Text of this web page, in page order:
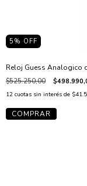
5 % OFF
Reloj Guess Analogico
$525.250,00
12 cuotas sin interés de